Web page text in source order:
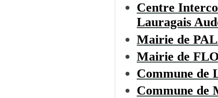
Centre
Lauragais
Mairie de
Mairie de
Commune de
Commune de